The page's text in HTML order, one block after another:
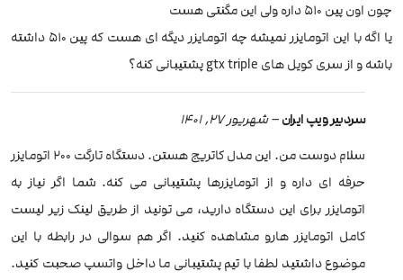
چون اون پین ۵۱۰ داره ولی این مگنتی هست
یا اگه با این اتومایزر نمیشه چه اتومایزر دیگه ای هست که پین ۵۱۰ داشته
باشه و از سری کویل های gtx triple پشتیبانی کنه؟
سردبیر ویپ ایران– شهریور 27, 1401
سلام دوست من. این مدل کاتریج هستن. دستگاه تارگت 200 اتومایزر
حرفه ای داره و از اتومایزرها پشتیبانی می کنه. شما اگر نیاز به
اتومایزر برای این دستگاه دارید، می تونید از طریق لینک زیر لیست
کامل اتومایزر هارو مشاهده کنید. اگر هم سوالی در رابطه با این
موضوع داشتید لطفا با تیم پشتیبانی ما داخل واتسپ صحبت کنید.